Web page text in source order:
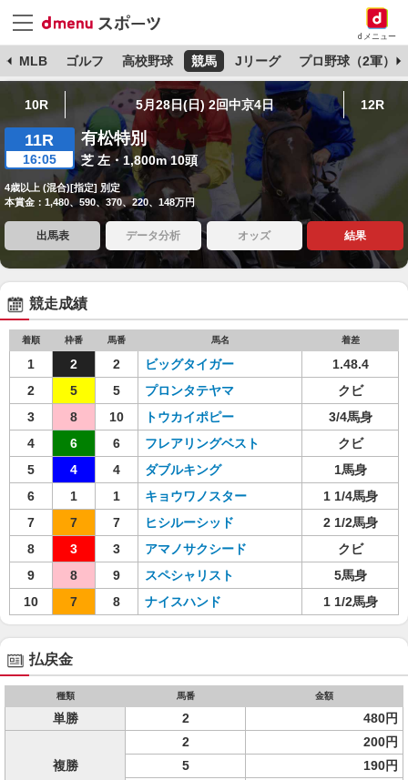
dメニュー
MLB ゴルフ 高校野球 競馬 Jリーグ プロ野球（2軍）
10R 5月28日(日) 2回中京4日 12R
11R
16:05
有松特別
芝 左・1,800m 10頭
4歳以上 (混合)[指定] 別定
本賞金：1,480、590、370、220、148万円
出馬表 データ分析 オッズ 結果
競走成績
着順 枠番 馬番 馬名 着差
1 2 2 ビッグタイガー
1.48.4
2
5 5 プロンタテヤマ
クビ
3
8 10 トウカイポピー
3/4馬身
4
6 6 フレアリングベスト
クビ
5
4 4 ダブルキング
1馬身
6
1 1 キョウワノスター
1 1/4馬身
7
7 7 ヒシルーシッド
2 1/2馬身
8
3 3 アマノサクシード
クビ
9
8 9 スペシャリスト
5馬身
10
7 8 ナイスハンド 1 1/2馬身
払戻金
種類 馬番 金額
単勝 2 480円
複勝
2
200円
5
190円